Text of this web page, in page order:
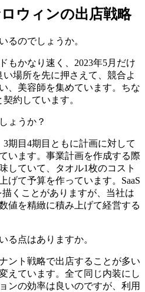
ウィンの出店戦略
るのでしょうか。
もかなり速く、2023年5月だけ
場所を先に押さえて、競合よ
、美容師を集めています。ちな
約しています。
ょうか？
期目4期目ともに計画に対して
います。事業計画を作成する際
していて、タオル1枚のコスト
げて予算を作っています。SaaS
くことがありますが、当社は
値を精緻に積み上げて経営する
る点はありますか。
ント戦略で出店することが多い
えています。全て同じ内装にし
ンの効率は良いのですが、利用